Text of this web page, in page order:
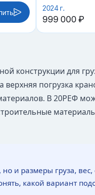
2024 г.
999 000 ₽
конструкции для
погрузка
В 20РЕФ
и размеры груза, вес,
какой вариант